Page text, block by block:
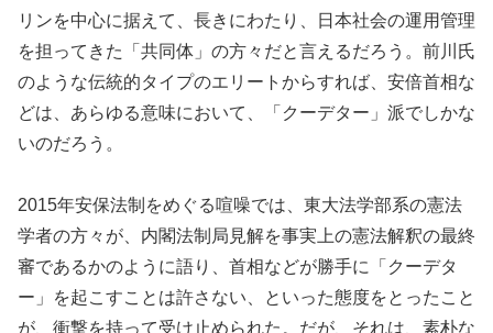
リンを中心に据えて、長きにわたり、日本社会の運用管理
を担ってきた「共同体」の方々だと言えるだろう。前川氏
のような伝統的タイプのエリートからすれば、安倍首相な
どは、あらゆる意味において、「クーデター」派でしかな
いのだろう。
2015年安保法制をめぐる喧噪では、東大法学部系の憲法
学者の方々が、内閣法制局見解を事実上の憲法解釈の最終
審であるかのように語り、首相などが勝手に「クーデタ
ー」を起こすことは許さない、といった態度をとったこと
が、衝撃を持って受け止められた。だが、それは、素朴な